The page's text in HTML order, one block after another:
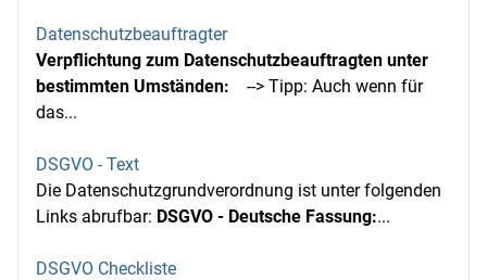
Datenschutzbeauftragter
Verpflichtung zum Datenschutzbeauftragten unter
bestimmten Umständen: --> Tipp: Auch wenn für
das...
DSGVO - Text
Die Datenschutzgrundverordnung ist unter folgenden
Links abrufbar: DSGVO - Deutsche Fassung:...
DSGVO Checkliste